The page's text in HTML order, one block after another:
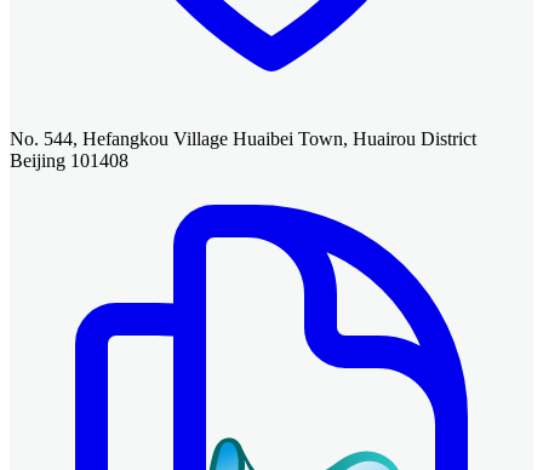
No. 544, Hefangkou Village Huaibei Town, Huairou District
Beijing 101408